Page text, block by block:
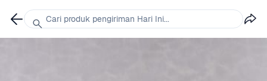
Cari produk pengiriman Hari Ini...